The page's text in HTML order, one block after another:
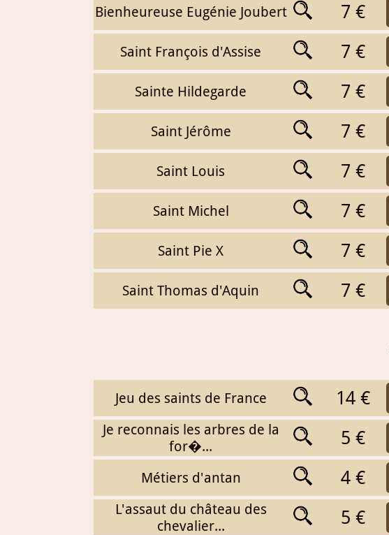
Bienheureuse Eugénie Joubert 7 €
Saint François d'Assise 7 €
Sainte Hildegarde 7 €
Saint Jérôme 7 €
Saint Louis 7 €
Saint Michel 7 €
Saint Pie X 7 €
Saint Thomas d'Aquin 7 €
Jeu des saints de France 14 €
Je reconnais les arbres de la
for�...
5 €
Métiers d'antan 4 €
L'assaut du château des
chevalier...
5 €